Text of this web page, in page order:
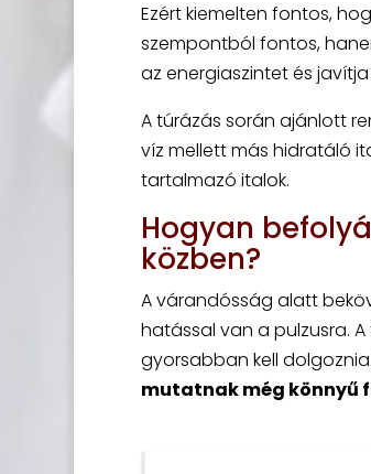
Ezért kiemelten fontos,
szempontból fontos,
az energiaszintet és
A túrázás során ajánlott
víz mellett más hidratáló
tartalmazó italok.
Hogyan
közben?
A várandósság alatt
hatással van a pulzusra.
gyorsabban kell dolgoznia.
mutatnak még könnyű